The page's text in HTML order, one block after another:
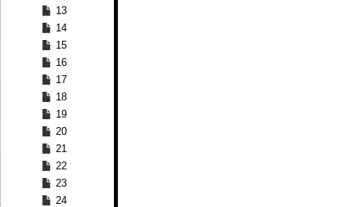
13
14
15
16
17
18
19
20
21
22
23
24